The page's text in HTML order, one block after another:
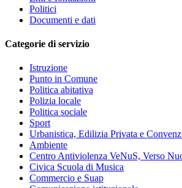
Politici
Documenti e dati
Categorie di servizio
Istruzione
Punto in Comune
Politica abitativa
Polizia locale
Politica sociale
Sport
Urbanistica, Edilizia Privata e
Ambiente
Centro Antiviolenza VeNuS, Verso
Civica Scuola di Musica
Commercio e Suap